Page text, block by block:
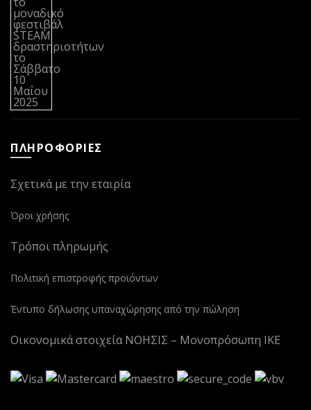
ΠΛΗΡΟΦΟΡΙΕΣ
Σχετικά με την εταιρία
Όροι χρήσης
Τρόποι πληρωμής
Πολιτική επιστροφής προϊόντων
Έντυπο δήλωσης υπαναχώρησης από την πώληση
Οικονομικά στοιχεία ΝΟΗΣΙΣ – Μονοπρόσωπη ΙΚΕ